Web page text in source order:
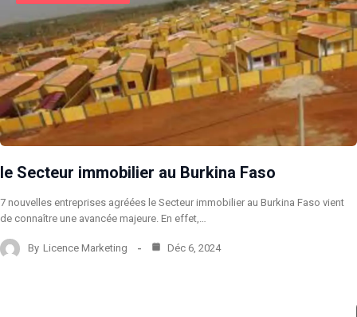
le Secteur immobilier au Burkina Faso
7 nouvelles entreprises agréées le Secteur immobilier au Burkina Faso vient
de connaître une avancée majeure. En effet,…
By Licence Marketing Déc 6, 2024